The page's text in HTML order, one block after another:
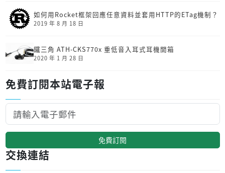
如何用Rocket框架回應任意資料並套用HTTP的ETag機制？
2019 年 8 月 18 日
鐵三角 ATH-CKS770x 重低音入耳式耳機開箱
2020 年 1 月 28 日
免費訂閱本站電子報
免費訂閱
交換連結